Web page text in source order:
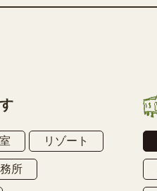
リゾート
所